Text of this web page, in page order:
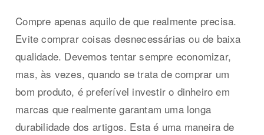
Compre apenas aquilo de que realmente precisa.
Evite comprar coisas desnecessárias ou de baixa
qualidade. Devemos tentar sempre economizar,
mas, às vezes, quando se trata de comprar um
bom produto, é preferível investir o dinheiro em
marcas que realmente garantam uma longa
durabilidade dos artigos. Esta é uma maneira de